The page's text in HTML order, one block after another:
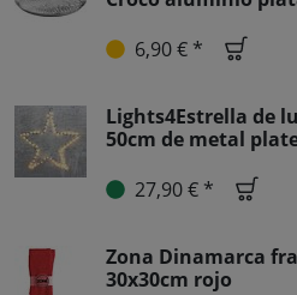
6,90 € *
Lights4Estrella de
50cm de metal
27,90 € *
Zona Dinamarca
30x30cm rojo